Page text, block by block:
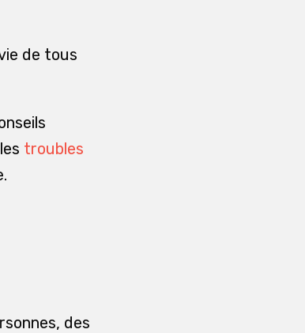
de tous
troubles
des